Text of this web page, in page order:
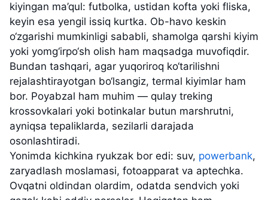
kiyingan ma’qul: futbolka, ustidan kofta yoki fliska,
keyin esa yengil issiq kurtka. Ob-havo keskin
o‘zgarishi mumkinligi sababli, shamolga qarshi kiyim
yoki yomg‘irpo‘sh olish ham maqsadga muvofiqdir.
Bundan tashqari, agar yuqoriroq ko‘tarilishni
rejalashtirayotgan bo‘lsangiz, termal kiyimlar ham
bor. Poyabzal ham muhim — qulay treking
krossovkalari yoki botinkalar butun marshrutni,
ayniqsa tepaliklarda, sezilarli darajada
osonlashtiradi.
Yonimda kichkina ryukzak bor edi: suv, powerbank,
zaryadlash moslamasi, fotoapparat va aptechka.
Ovqatni oldindan olardim, odatda sendvich yoki